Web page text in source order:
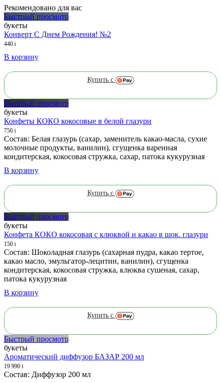
Рекомендовано для вас
Быстрый просмотр
букеты
Конверт С Днем Рождения! №2
440 i
В корзину
Купить с
Быстрый просмотр
букеты
Конфеты КОКО кокосовые в белой глазури
750 i
Состав: Белая глазурь (сахар, заменитель какао-масла, сухие
молочные продукты, ванилин), сгущенка варенная
кондитерская, кокосовая стружка, сахар, патока кукурузная
В корзину
Купить с
Быстрый просмотр
букеты
Конфета КОКО кокосовая с клюквой и какао в шок. глазури
150 i
Состав: Шоколадная глазурь (сахарная пудра, какао тертое,
какао масло, эмульгатор-лецитин, ванилин), сгущенка
кондитерская, кокосовая стружка, клюква сушеная, сахар,
патока кукурузная
В корзину
Купить с
Быстрый просмотр
букеты
Ароматический диффузор БАЗАР 200 мл
19 990 i
Состав: Диффузор 200 мл